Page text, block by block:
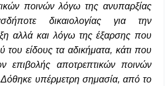
ποινών λόγω της ανυπαρξίας
δικαιολογίας για την
αλλά και λόγω της έξαρσης που
του είδους τα αδικήματα, κάτι που
επιβολής αποτρεπτικών ποινών
Δόθηκε υπέρμετρη σημασία, από το